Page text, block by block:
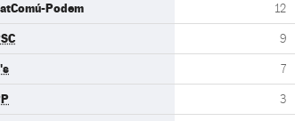
Podem 12
9
7
3